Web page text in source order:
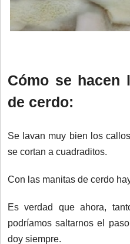
Cómo se hacen
de cerdo:
Se lavan muy bien los
se cortan a cuadraditos.
Con las manitas de cerdo
Es verdad que ahora,
podríamos saltarnos el
doy siempre.